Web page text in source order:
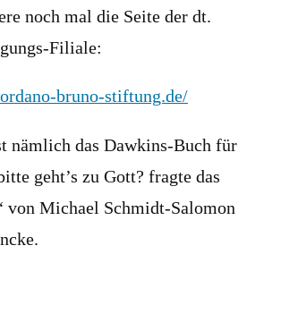
noch mal die Seite der dt.
Filiale:
bruno-stiftung.de/
nämlich das Dawkins-Buch für
geht’s zu Gott? fragte das
von Michael Schmidt-Salomon